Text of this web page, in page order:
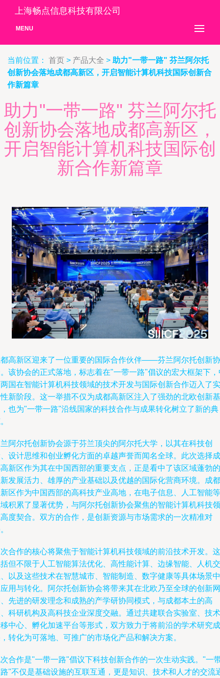
上海畅点信息科技有限公司
MENU
当前位置： 首页 > 产品大全 > 助力"一带一路" 芬兰阿尔托
创新协会落地成都高新区，开启智能计算机科技国际创新合
作新篇章
助力"一带一路" 芬兰阿尔托
创新协会落地成都高新区，
开启智能计算机科技国际创
新合作新篇章
高新区迎来了一位重要的国际合作伙伴——芬兰阿尔托创新协
该协会的正式落地，标志着在"一带一路"倡议的宏大框架下，
国在智能计算机科技领域的技术开发与国际创新合作迈入了实
新阶段。这一举措不仅为成都高新区注入了强劲的北欧创新基
也为"一带一路"沿线国家的科技合作与成果转化树立了新的典
阿尔托创新协会源于芬兰顶尖的阿尔托大学，以其在科技创
设计思维和创业孵化方面的卓越声誉而闻名全球。此次选择成
新区作为其在中国西部的重要支点，正是看中了该区域蓬勃的
发展活力、雄厚的产业基础以及优越的国际化营商环境。成都
区作为中国西部的高科技产业高地，在电子信息、人工智能等
积累了显著优势，与阿尔托创新协会聚焦的智能计算机科技领
度契合。双方的合作，是创新资源与市场需求的一次精准对
合作的核心将聚焦于智能计算机科技领域的前沿技术开发。这
但不限于人工智能算法优化、高性能计算、边缘智能、人机交
以及这些技术在智慧城市、智能制造、数字健康等具体场景中
用与转化。阿尔托创新协会将带来其在北欧乃至全球的创新网
先进的研发理念和成熟的产学研协同模式，与成都本土的高
科研机构及高科技企业深度交融。通过共建联合实验室、技术
中心、孵化加速平台等形式，双方致力于将前沿的学术研究成
转化为可落地、可推广的市场化产品和解决方案。
合作是"一带一路"倡议下科技创新合作的一次生动实践。"一
"不仅是基础设施的互联互通，更是知识、技术和人才的交流